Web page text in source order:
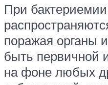
При
поражая органы
быть первичной
на фоне любых